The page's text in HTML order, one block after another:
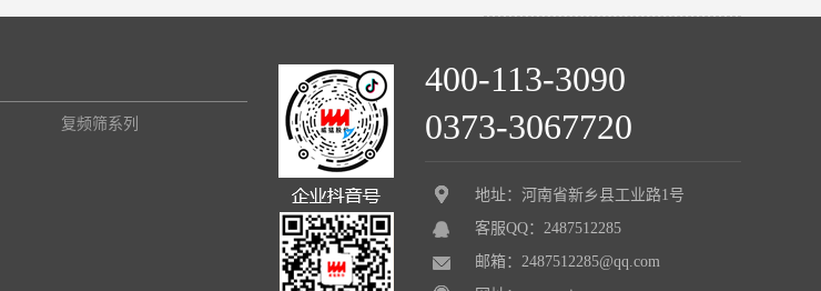
复频筛系列
400-113-3090
0373-3067720
地址：河南省新乡县工业路1号
客服QQ：2487512285
邮箱：2487512285@qq.com